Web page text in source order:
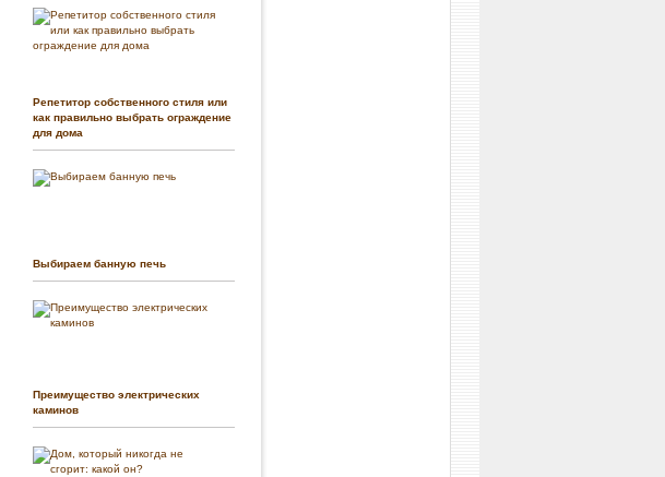
Репетитор собственного стиля или
как правильно выбрать ограждение
для дома
Выбираем банную печь
Преимущество электрических
каминов